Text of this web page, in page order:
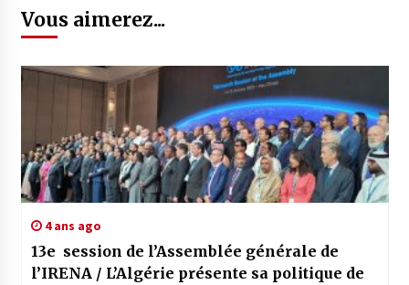
Vous aimerez...
4 ans ago
13e session de l’Assemblée générale de
l’IRENA / L’Algérie présente sa politique de